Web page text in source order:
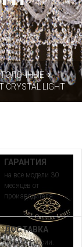
LIGHT
ГАРАНТИЯ
на все модели 30
месяцев от
производителя
ДОСТАВКА
по всей России.